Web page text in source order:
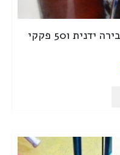
ערכת פיקוק סיידר – (פוקק בירה ידנית ו50 פקקי